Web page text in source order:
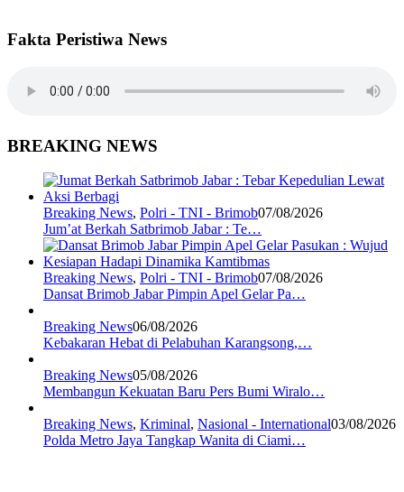
Fakta Peristiwa News
BREAKING NEWS
Breaking News, Polri - TNI - Brimob07/08/2026
Jum’at Berkah Satbrimob Jabar : Te…
Breaking News, Polri - TNI - Brimob07/08/2026
Dansat Brimob Jabar Pimpin Apel Gelar Pa…
Breaking News06/08/2026
Kebakaran Hebat di Pelabuhan Karangsong,…
Breaking News05/08/2026
Membangun Kekuatan Baru Pers Bumi Wiralo…
Breaking News, Kriminal, Nasional - International03/08/2026
Polda Metro Jaya Tangkap Wanita di Ciami…